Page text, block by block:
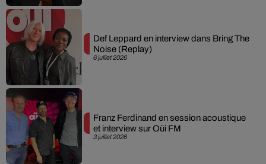
6 juillet 2026
Def Leppard en interview dans Bring The
Noise (Replay)
3 juillet 2026
Franz Ferdinand en session acoustique
et interview sur Oüi FM